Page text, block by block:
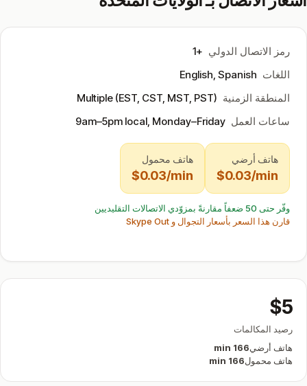
رمز الاتصال الدولي +1
اللغات English, Spanish
المنطقة الزمنية Multiple (EST, CST, MST, PST)
ساعات العمل 9am–5pm local, Monday–Friday
هاتف أرضي
$0.03/min
هاتف محمول
$0.03/min
وفّر حتى 50 ضعفاً مقارنةً بمزوّدي الاتصالات التقليديين
قارن هذا السعر بأسعار التجوال و Skype Out
$5
رصيد المكالمات
هاتف أرضي166 min
هاتف محمول166 min